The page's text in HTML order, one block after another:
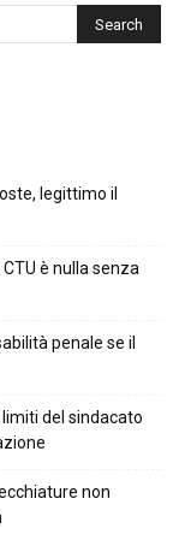
legittimo il
è nulla senza
penale se il
del sindacato
non